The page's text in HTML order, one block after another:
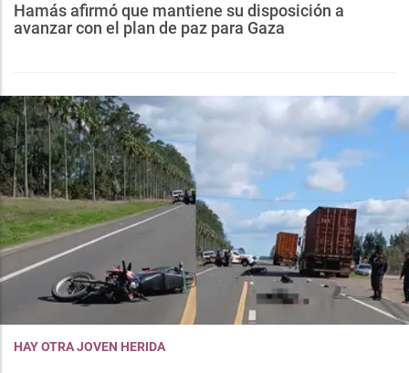
Hamás afirmó que mantiene su disposición a
avanzar con el plan de paz para Gaza
HAY OTRA JOVEN HERIDA